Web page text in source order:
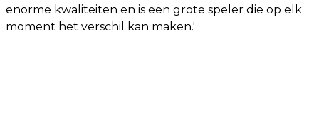
enorme kwaliteiten en is een grote speler die op elk
moment het verschil kan maken.'